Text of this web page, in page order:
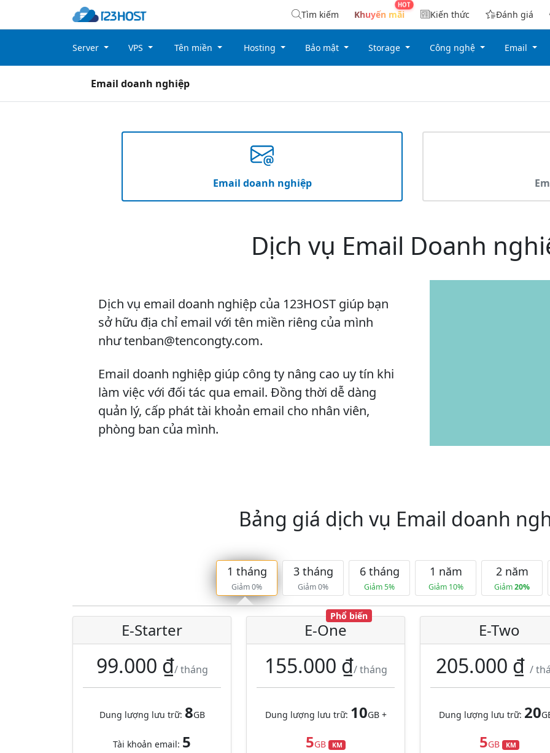
Tìm kiếm Khuyến mãi Kiến thức Đánh giá
Server VPS Tên miền Hosting Bảo mật Storage Công nghệ Email
Email doanh nghiệp
Email doanh nghiệp
Dịch vụ Email Doanh
Dịch vụ email doanh nghiệp của 123HOST giúp bạn
sở hữu địa chỉ email với tên miền riêng của mình
nhưtenban@tencongty.com.
Email doanh nghiệp giúp công ty nâng cao uy tín khi
làm việc với đối tác qua email. Đồng thời dễ dàng
quản lý, cấp phát tài khoản email cho nhân viên,
phòng ban của mình.
Bảng giá dịch vụ Email doanh
1 tháng
Giảm 0%
3 tháng
Giảm 0%
6 tháng
Giảm 5%
1 năm
Giảm 10%
2 năm
Giảm20%
E-Starter
99.000 ₫/ tháng
Dung lượng lưu trữ: 8GB
Tài khoản email: 5
Phổ biến
E-One
155.000 ₫/ tháng
Dung lượng lưu trữ: 10GB +
5GB KM
E-Two
205.000 ₫ /
Dung lượng lưu trữ: 20
5GB KM